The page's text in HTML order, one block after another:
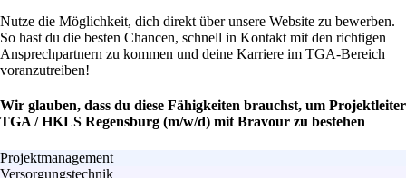
Nutze die Möglichkeit, dich direkt über unsere Website zu bewerben.
So hast du die besten Chancen, schnell in Kontakt mit den richtigen
Ansprechpartnern zu kommen und deine Karriere im TGA-Bereich
voranzutreiben!
Wir glauben, dass du diese Fähigkeiten brauchst, um Projektleiter
TGA / HKLS Regensburg (m/w/d) mit Bravour zu bestehen
Projektmanagement
Versorgungstechnik